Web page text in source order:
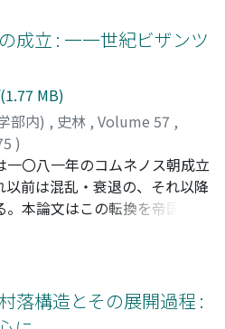
れられ、唐においても、勿論
り、我が国にも輸人された。
の制度の形式は同一であった
。特に節婦においては、大い
、この論文は取扱っているの
成立 : 一一世紀ビザンツ
MB)
部内) , 史林 , Volume 57 ,
)
イノウエ, コウイチ
〇八一年のコムネノス朝成立
前は混乱・衰退の、それ以降
本論文はこの転換を帝国政治
らえなおそうとするものであ
至った大土地所有貴族間の権
伝統的な皇帝独裁制は重大な
の基因はここにあり、一一世
落構造とその展開過程 :